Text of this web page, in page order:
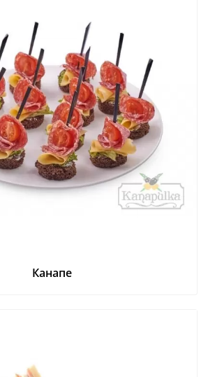
Канапе